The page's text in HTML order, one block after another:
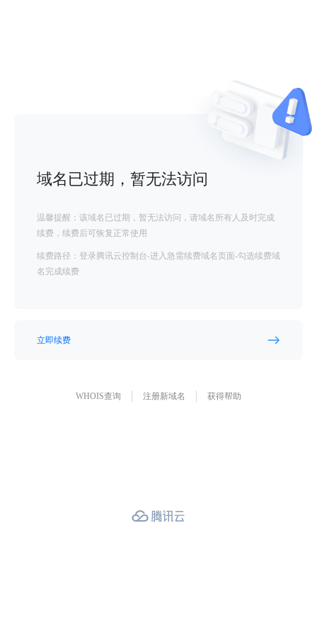
域名已过期，暂无法访问
温馨提醒：该域名已过期，暂无法访问，请域名所有人及时完成
续费，续费后可恢复正常使用
续费路径：登录腾讯云控制台-进入急需续费域名页面-勾选续费域
名完成续费
立即续费
WHOIS查询 注册新域名 获得帮助